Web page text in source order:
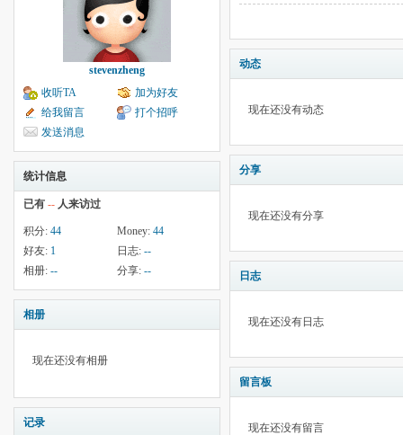
stevenzheng
收听TA
加为好友
给我留言
打个招呼
发送消息
统计信息
已有 -- 人来访过
积分: 44 Money: 44
好友: 1 日志: --
相册: -- 分享: --
相册
现在还没有相册
记录
动态
现在还没有动态
分享
现在还没有分享
日志
现在还没有日志
留言板
现在还没有留言